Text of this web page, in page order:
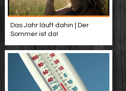
Das Jahr läuft dahin | Der
Sommer ist da!